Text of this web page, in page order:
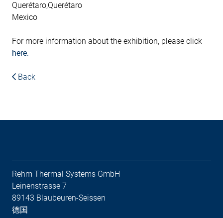
Querétaro,Querétaro
Mexico
For more information about the exhibition, please click
here.
Back
Rehm Thermal Systems GmbH
Leinenstrasse 7
89143 Blaubeuren-Seissen
德国